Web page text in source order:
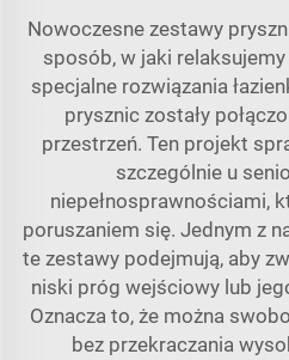
Nowoczesne zestawy
sposób, w jaki relaksujemy
specjalne rozwiązania
prysznic zostały
przestrzeń. Ten projekt
szczególnie u
niepełnosprawnościami,
poruszaniem się. Jednym z
te zestawy podejmują, aby
niski próg wejściowy lub
Oznacza to, że można
bez przekraczania